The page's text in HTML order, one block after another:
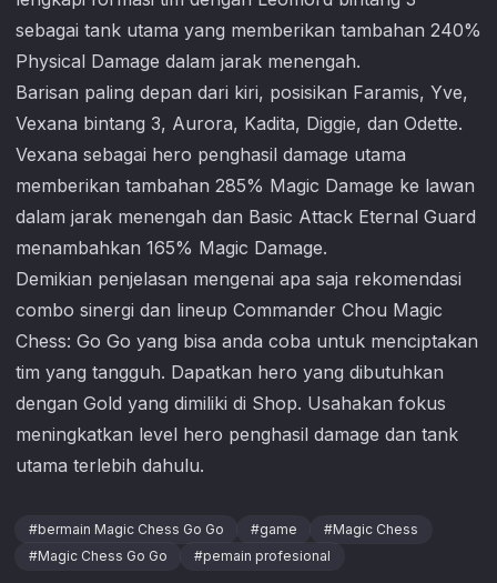
sebagai tank utama yang memberikan tambahan 240%
Physical Damage dalam jarak menengah.
Barisan paling depan dari kiri, posisikan Faramis, Yve,
Vexana bintang 3, Aurora, Kadita, Diggie, dan Odette.
Vexana sebagai hero penghasil damage utama
memberikan tambahan 285% Magic Damage ke lawan
dalam jarak menengah dan Basic Attack Eternal Guard
menambahkan 165% Magic Damage.
Demikian penjelasan mengenai apa saja rekomendasi
combo sinergi dan lineup Commander Chou Magic
Chess: Go Go yang bisa anda coba untuk menciptakan
tim yang tangguh. Dapatkan hero yang dibutuhkan
dengan Gold yang dimiliki di Shop. Usahakan fokus
meningkatkan level hero penghasil damage dan tank
utama terlebih dahulu.
#bermain Magic Chess Go Go #game #Magic Chess
#Magic Chess Go Go #pemain profesional